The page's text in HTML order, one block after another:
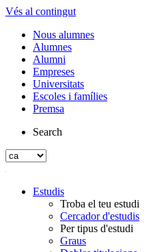
Vés al contingut
Nous alumnes
Alumnes
Alumni
Empreses
Universitats
Escoles i famílies
Premsa
Search
Estudis
Troba el teu estudi
Cercador d'estudis
Per tipus d'estudi
Graus